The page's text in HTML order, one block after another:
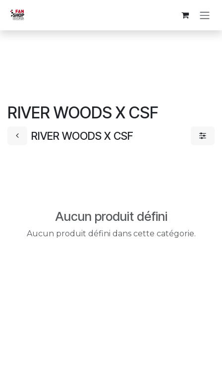
RIVER WOODS X CSF
RIVER WOODS X CSF
Aucun produit défini
Aucun produit défini dans cette catégorie.